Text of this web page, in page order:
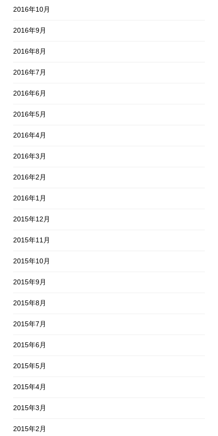
2016年10月
2016年9月
2016年8月
2016年7月
2016年6月
2016年5月
2016年4月
2016年3月
2016年2月
2016年1月
2015年12月
2015年11月
2015年10月
2015年9月
2015年8月
2015年7月
2015年6月
2015年5月
2015年4月
2015年3月
2015年2月